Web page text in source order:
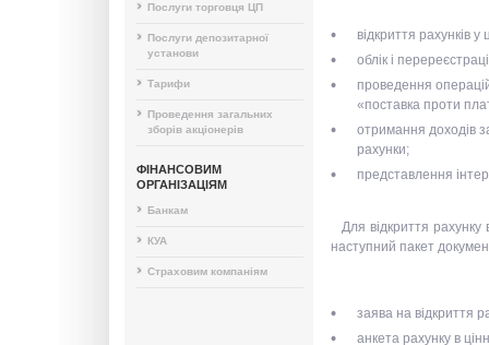
Послуги торговця ЦП
Послуги депозитарної
установи
Тарифи
Проведення загальних
зборів акціонерів
ФІНАНСОВИМ
ОРГАНІЗАЦІЯМ
Банкам
КУА
Страховим компаніям
відкриття рахунків
облік і
проведення
«поставка проти
отримання доходів
рахунки;
представлення
Для відкриття рахунку
наступний пакет
заява на відкриття
анкета рахунку в